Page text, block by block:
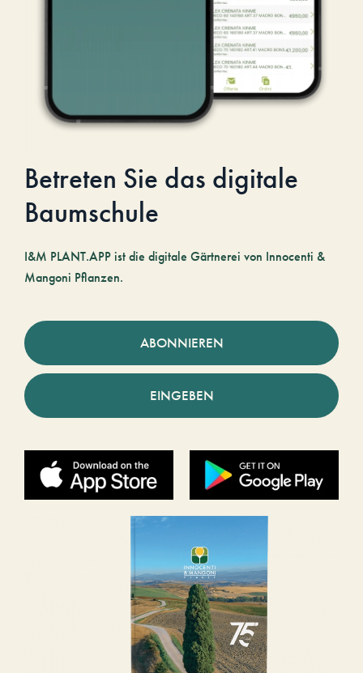
Betreten Sie das digitale
Baumschule
I&M PLANT.APP ist die digitale Gärtnerei von Innocenti &
Mangoni Pflanzen.
ABONNIEREN
EINGEBEN